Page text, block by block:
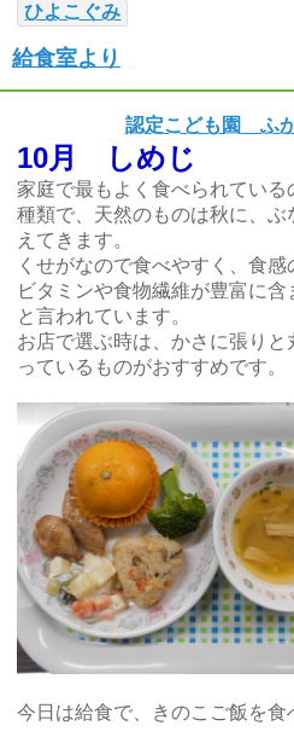
ひよこぐみ
給食室より
認定こども園 ふ
10月 しめじ
家庭で最もよく食べられている
種類で、天然のものは秋に、
えてきます。
くせがなので食べやすく、食感
ビタミンや食物繊維が豊富に
と言われています。
お店で選ぶ時は、かさに張りと
っているものがおすすめです。
今日は給食で、きのこご飯を食